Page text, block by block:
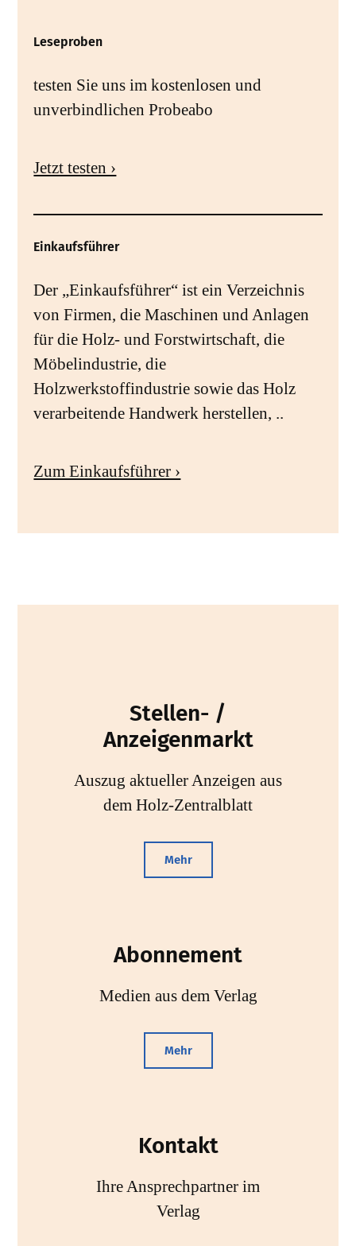
Leseproben
testen Sie uns im kostenlosen und
unverbindlichen Probeabo
Jetzt testen ›
Einkaufsführer
Der „Einkaufsführer“ ist ein Verzeichnis
von Firmen, die Maschinen und Anlagen
für die Holz- und Forstwirtschaft, die
Möbelindustrie, die
Holzwerkstoffindustrie sowie das Holz
verarbeitende Handwerk herstellen, ..
Zum Einkaufsführer ›
Stellen- /
Anzeigenmarkt
Auszug aktueller Anzeigen aus
dem Holz-Zentralblatt
Mehr
Abonnement
Medien aus dem Verlag
Mehr
Kontakt
Ihre Ansprechpartner im
Verlag